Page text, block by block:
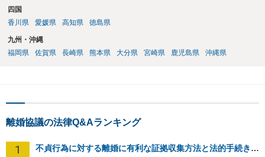
四国
香川県
愛媛県 高知県 徳島県
九州・沖縄
福岡県
佐賀県 長崎県 熊本県 大分県 宮崎県 鹿児島県 沖縄県
離婚協議の法律Q&Aランキング
1 不貞行為に対する離婚に有利な証拠収集方法と法的手続きについて